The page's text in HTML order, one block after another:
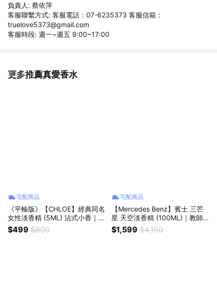
負責人: 蔡依萍
客服聯繫方式: 客服電話：07-6235373 客服信箱：
truelove5373@gmail.com
客服時段: 週一~週五 9:00~17:00
更多推薦真愛香水
看更多
宅配商品
《平輸版》【CHLOE】經典同名
女性淡香精 (5ML) 沾式小香｜畢
業季｜星座禮｜生日禮物｜情人
節禮物｜感謝禮
$499 $800
宅配商品
【Mercedes Benz】賓士 三芒
星 天空淡香精 (100ML)｜教師
節｜中秋節｜星座禮｜生日禮物
｜情人節｜感謝禮
$1,599 $4,150